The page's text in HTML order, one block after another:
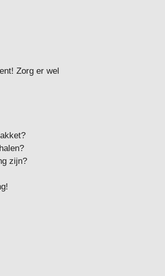
Zorg er wel
zijn?